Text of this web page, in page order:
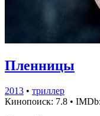
Пленницы
2013 • триллер
Кинопоиск: 7.8 •